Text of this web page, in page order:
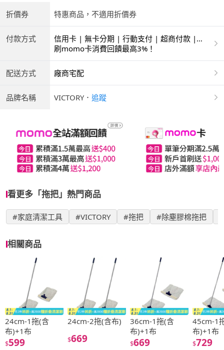
折價券 特惠商品，不適用折價券
付款方式
信用卡 | 無卡分期 | 行動支付 | 超商付款 |
ATM | 銀聯卡 | 銀行帳戶付款
刷momo卡消費回饋最高3%！
配送方式 廠商宅配
品牌名稱 VICTORY ． 追蹤
看更多「拖把」熱門商品
#家庭清潔工具 #VICTORY #拖把 #除塵膠棉拖把
相關商品
24cm-1拖(含
布)+1布
$599
24cm-2拖(含布)
$669
36cm-1拖(含
布)+1布
$669
45cm-1
布)+1布
$729